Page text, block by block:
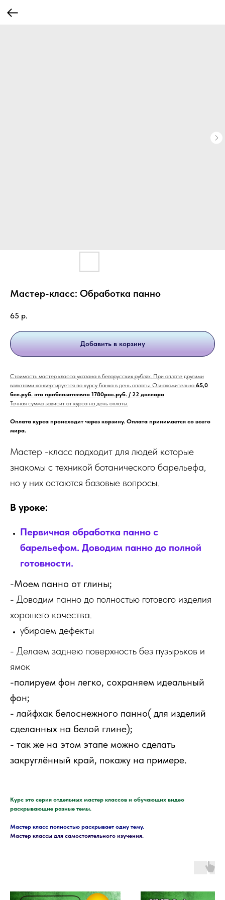
Мастер-класс: Обработка панно
65 р.
Добавить в корзину
Стоимость мастер класса указана в белорусских рублях. При оплате другими
валютами конвертируется по курсу банка в день оплаты. Ознакомительно 65,0
бел.руб. это приблизительно 1780рос.руб. / 22 доллара
Точная сумма зависит от курса на день оплаты.
Оплата курса происходит через корзину. Оплата принимается со всего
мира.
Мастер -класс подходит для людей которые
знакомы с техникой ботанического барельефа,
но у них остаются базовые вопросы.
В уроке:
Первичная обработка панно с
барельефом. Доводим панно до полной
готовности.
-Моем панно от глины;
- Доводим панно до полностью готового изделия
хорошего качества.
убираем дефекты
- Делаем заднею поверхность без пузырьков и
ямок
-полируем фон легко, сохраняем идеальный
фон;
- лайфхак белоснежного панно( для изделий
сделанных на белой глине);
- так же на этом этапе можно сделать
закруглённый край, покажу на примере.
Курс это серия отдельных мастер классов и обучающих видео
раскрывающие разные темы.
Мастер класс полностью раскрывает одну тему.
Мастер классы для самостоятельного изучения.